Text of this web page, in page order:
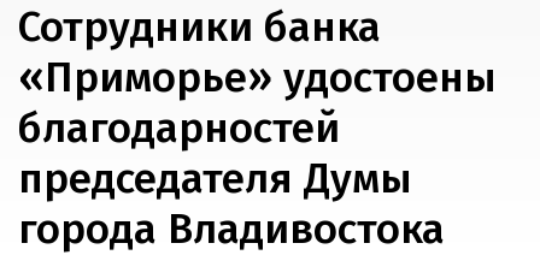
Сотрудники банка
«Приморье» удостоены
благодарностей
председателя Думы
города Владивостока